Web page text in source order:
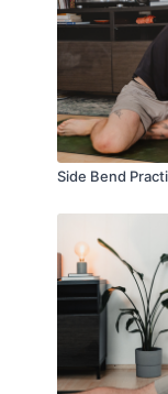
Side Bend